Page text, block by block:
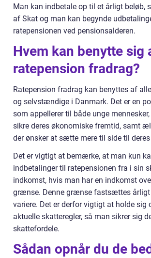
Man kan indbetale op til et årligt beløb,
af Skat og man kan begynde
ratepensionen ved pensionsalderen.
Hvem kan benytte sig
ratepension fradrag?
Ratepension fradrag kan benyttes af
og selvstændige i Danmark. Det er en
som appellerer til både unge
sikre deres økonomiske fremtid, samt
der ønsker at sætte mere til side til
Det er vigtigt at bemærke, at man kun
indbetalinger til ratepensionen fra i sin
indkomst, hvis man har en indkomst
grænse. Denne grænse fastsættes årligt
variere. Det er derfor vigtigt at holde sig
aktuelle skatteregler, så man sikrer sig
skattefordele.
Sådan opnår du de